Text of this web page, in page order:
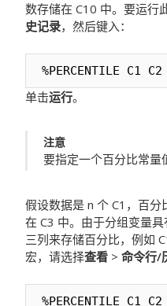
数存储在 C10 中。要运行
史记录，然后键入：
%PERCENTILE C1
单击运行。
注意
要指定一个百分比常量
假设数据是 n 个 C1，百
在 C3 中。由于分组变量
三列来存储百分比，例如
宏，请选择查看 > 命令行/
%PERCENTILE C1